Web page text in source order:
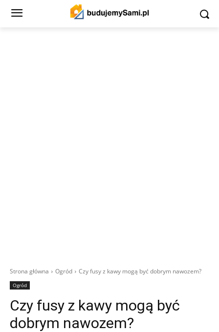
Strona główna Ogród Czy fusy z kawy mogą być dobrym nawozem?
Ogród
Czy fusy z kawy mogą być
dobrym nawozem?